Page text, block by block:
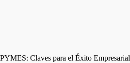
Claves para el Éxito Empresarial